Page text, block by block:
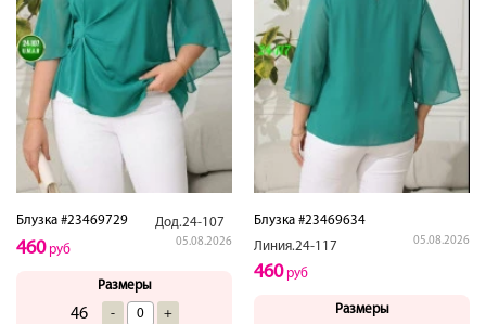
Блузка #23469729 Дод.24-107
05.08.2026
460руб
Размеры
46 - +
Блузка #23469634
Линия.24-117
05.08.2026
460руб
Размеры